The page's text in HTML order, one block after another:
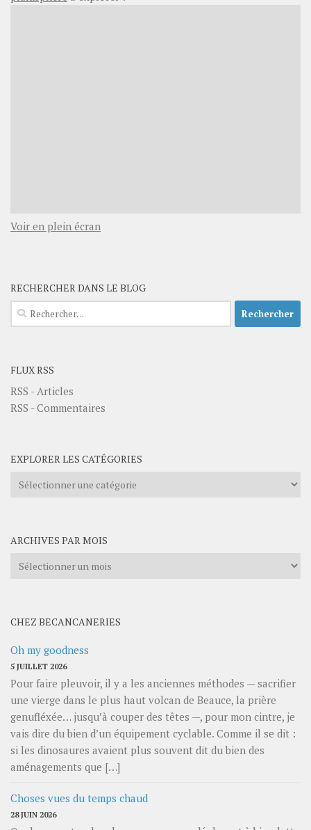
Voir en plein écran
RECHERCHER DANS LE BLOG
Rechercher :
FLUX RSS
RSS - Articles
RSS - Commentaires
EXPLORER LES CATÉGORIES
Explorer
ARCHIVES PAR MOIS
Archives
CHEZ BECANCANERIES
Oh my goodness
5 JUILLET 2026
Pour faire pleuvoir, il y a les anciennes méthodes — sacrifier
une vierge dans le plus haut volcan de Beauce, la prière
genufléxée… jusqu’à couper des têtes —, pour mon cintre, je
vais dire du bien d’un équipement cyclable. Comme il se dit :
si les dinosaures avaient plus souvent dit du bien des
aménagements que […]
Choses vues du temps chaud
28 JUIN 2026